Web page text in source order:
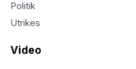
Politik
Utrikes
Video